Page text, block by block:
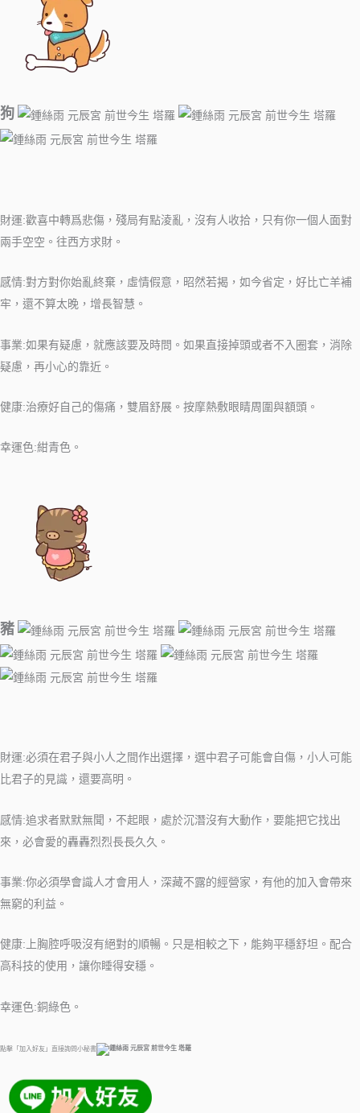
狗
財運:歡喜中轉爲悲傷，殘局有點淩亂，沒有人收拾，只有你一個人面對
兩手空空。往西方求財。
感情:對方對你始亂終棄，虛情假意，昭然若揭，如今省定，好比亡羊補
牢，還不算太晚，增長智慧。
事業:如果有疑慮，就應該要及時問。如果直接掉頭或者不入圈套，消除
疑慮，再小心的靠近。
健康:治療好自己的傷痛，雙眉舒展。按摩熱敷眼睛周圍與額頭。
幸運色:紺青色。
豬
財運:必須在君子與小人之間作出選擇，選中君子可能會自傷，小人可能
比君子的見識，還要高明。
感情:追求者默默無聞，不起眼，處於沉潛沒有大動作，要能把它找出
來，必會愛的轟轟烈烈長長久久。
事業:你必須學會識人才會用人，深藏不露的經營家，有他的加入會帶來
無窮的利益。
健康:上胸腔呼吸沒有絕對的順暢。只是相較之下，能夠平穩舒坦。配合
高科技的使用，讓你睡得安穩。
幸運色:銅綠色。
點擊「加入好友」直接詢問小秘書